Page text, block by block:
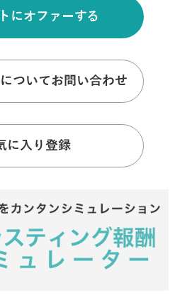
にオファーする
ついてお問い合わせ
に入り登録